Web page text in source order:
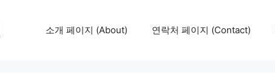
소개 페이지 (About) 연락처 페이지 (Contact)